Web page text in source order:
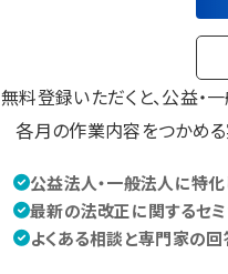
無料登録いただくと、公益
各月の作業内容をつかめ
公益法人・一般法人に特化
最新の法改正に関するセ
よくある相談と専門家の回